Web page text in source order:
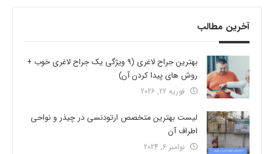
آخرین مطالب
بهترین جراح لاغری (9 ویژگی یک جراح لاغری خوب +
روش های پیدا کردن آن)
فوریه 22, 2026
لیست بهترین متخصص ارتودنسی در چیذر و نواحی
اطراف آن
نوامبر 6, 2024